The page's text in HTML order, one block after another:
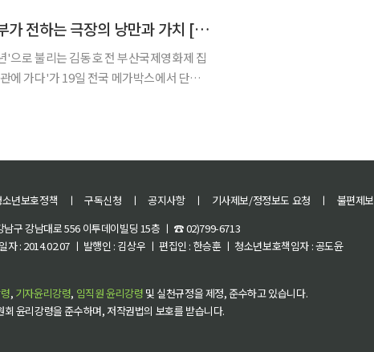
'미스터김, 영화관에 가다', 영화계 대부가 전하는 극장의 낭만과 가치 [시네마천국]
으로 불리는 김동호 전 부산국제영화제 집
에 가다'가 19일 전국 메가박스에서 단독
소년보호정책 ㅣ 구독신청 ㅣ 공지사항 ㅣ 기사제보/정정보도 요청 ㅣ 불편제보
남구 강남대로 556 이투데이빌딩 15층 ㅣ ☎ 02)799-6713
: 2014.02.07 ㅣ 발행인 : 김상우 ㅣ 편집인 : 한승훈 ㅣ 청소년보호책임자 : 공도윤
, 기자윤리강령, 임직원 윤리강령 및 실천규정을 제정, 준수하고 있습니다.
윤리강령을 준수하며, 저작권법의 보호를 받습니다.